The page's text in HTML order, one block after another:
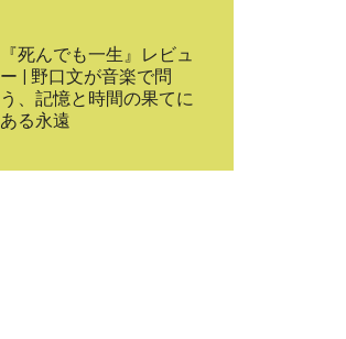
『死んでも一生』レビュ
ー | 野口文が音楽で問
う、記憶と時間の果てに
ある永遠